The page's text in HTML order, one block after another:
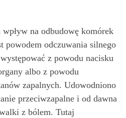
na odbudowę komórek
powodem odczuwania silnego
z powodu nacisku
albo z powodu
zapalnych. Udowodniono
przeciwzapalne i od dawna
z bólem. Tutaj